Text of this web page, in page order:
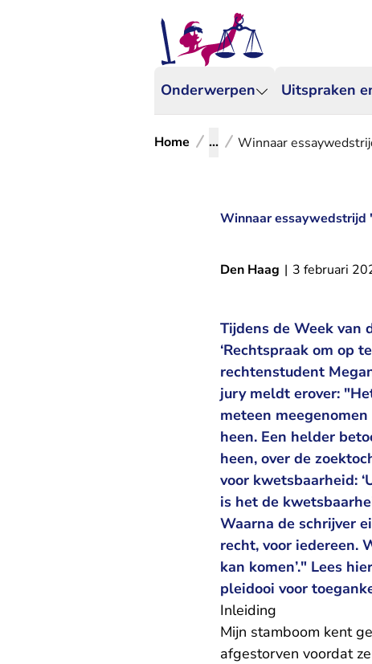
Onderwerpen Uitspraken
Home ... Winnaar
Winnaar essaywedstrijd
Den Haag | 3 februari
Tijdens de Week van
‘Rechtspraak om op
rechtenstudent
jury meldt erover:
meteen
heen. Een helder
heen, over de
voor kwetsbaarheid:
is het de
Waarna de schrijver
recht, voor iedereen.
kan komen’." Lees
pleidooi voor
Inleiding
Mijn stamboom kent
afgestorven voordat